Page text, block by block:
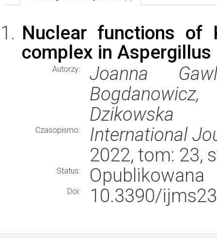
Nuclear functions of
complex in Aspergillus
Autorzy:
Joanna
Dzikowska
Czasopismo:
International
2022, tom: 23,
Status: Opublikowana
Doi: 10.3390/